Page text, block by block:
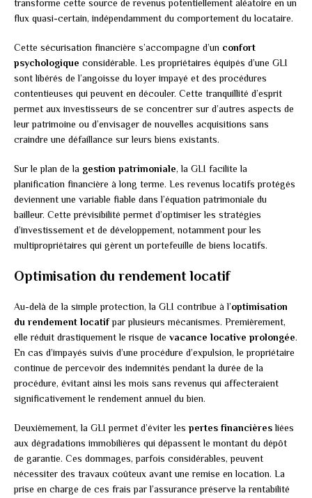
transforme cette source de revenus potentiellement aléatoire en un
flux quasi-certain, indépendamment du comportement du locataire.
Cette sécurisation financière s’accompagne d’un confort
psychologique considérable. Les propriétaires équipés d’une GLI
sont libérés de l’angoisse du loyer impayé et des procédures
contentieuses qui peuvent en découler. Cette tranquillité d’esprit
permet aux investisseurs de se concentrer sur d’autres aspects de
leur patrimoine ou d’envisager de nouvelles acquisitions sans
craindre une défaillance sur leurs biens existants.
Sur le plan de la gestion patrimoniale, la GLI facilite la
planification financière à long terme. Les revenus locatifs protégés
deviennent une variable fiable dans l’équation patrimoniale du
bailleur. Cette prévisibilité permet d’optimiser les stratégies
d’investissement et de développement, notamment pour les
multipropriétaires qui gèrent un portefeuille de biens locatifs.
Optimisation du rendement locatif
Au-delà de la simple protection, la GLI contribue à l’optimisation
du rendement locatifpar plusieurs mécanismes. Premièrement,
elle réduit drastiquement le risque de vacance locative prolongée.
En cas d’impayés suivis d’une procédure d’expulsion, le propriétaire
continue de percevoir des indemnités pendant la durée de la
procédure, évitant ainsi les mois sans revenus qui affecteraient
significativement le rendement annuel du bien.
Deuxièmement, la GLI permet d’éviter les pertes financièresliées
aux dégradations immobilières qui dépassent le montant du dépôt
de garantie. Ces dommages, parfois considérables, peuvent
nécessiter des travaux coûteux avant une remise en location. La
prise en charge de ces frais par l’assurance préserve la rentabilité